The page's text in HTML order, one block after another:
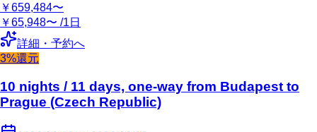
￥659,484〜
￥65,948〜 /1日
詳細・予約へ
3%還元
10 nights / 11 days, one-way from Budapest to
Prague (Czech Republic)